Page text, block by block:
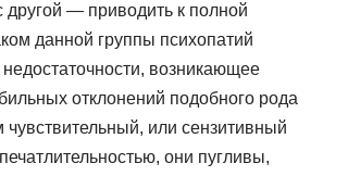
— приводить к полной
данной группы психопатий
возникающее
отклонений подобного рода
или сензитивный
они пугливы,